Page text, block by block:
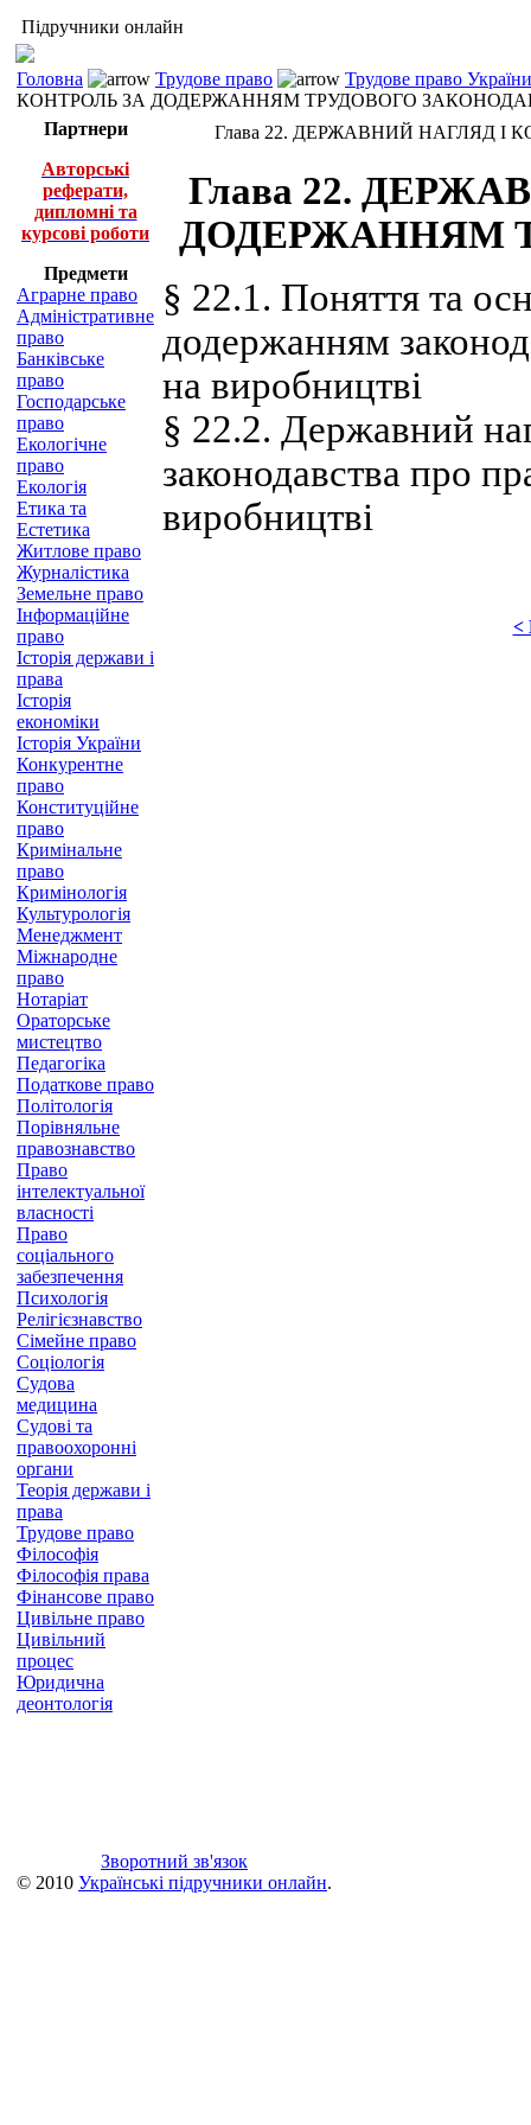
Підручники онлайн
Головна Трудове право
Трудове право
КОНТРОЛЬ ЗА ДОДЕРЖАННЯМ ТРУДОВОГО
Партнери
Авторські
реферати,
дипломні та
курсові роботи
Предмети
Аграрне право
Адміністративне
право
Банківське
право
Господарське
право
Екологічне
право
Екологія
Етика та
Естетика
Житлове право
Журналістика
Земельне право
Інформаційне
право
Історія держави і
права
Історія
економіки
Історія України
Конкурентне
право
Конституційне
право
Кримінальне
право
Кримінологія
Культурологія
Менеджмент
Міжнародне
право
Нотаріат
Ораторське
мистецтво
Педагогіка
Податкове право
Політологія
Порівняльне
правознавство
Право
інтелектуальної
власності
Право
соціального
забезпечення
Психологія
Релігієзнавство
Сімейне право
Соціологія
Судова
медицина
Судові та
правоохоронні
органи
Теорія держави і
права
Трудове право
Філософія
Філософія права
Фінансове право
Цивільне право
Цивільний
процес
Юридична
деонтологія
Глава 22. ДЕРЖАВНИЙ НАГЛЯД
Глава 22.
ДОДЕРЖАННЯМ
§ 22.1. Поняття та
додержанням
на виробництві
§ 22.2. Державний
законодавства про
виробництві
<
Зворотний зв'язок
© 2010 Українські підручники онлайн.